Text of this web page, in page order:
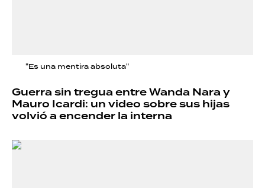
"Es una mentira absoluta"
Guerra sin tregua entre Wanda Nara y
Mauro Icardi: un video sobre sus hijas
volvió a encender la interna